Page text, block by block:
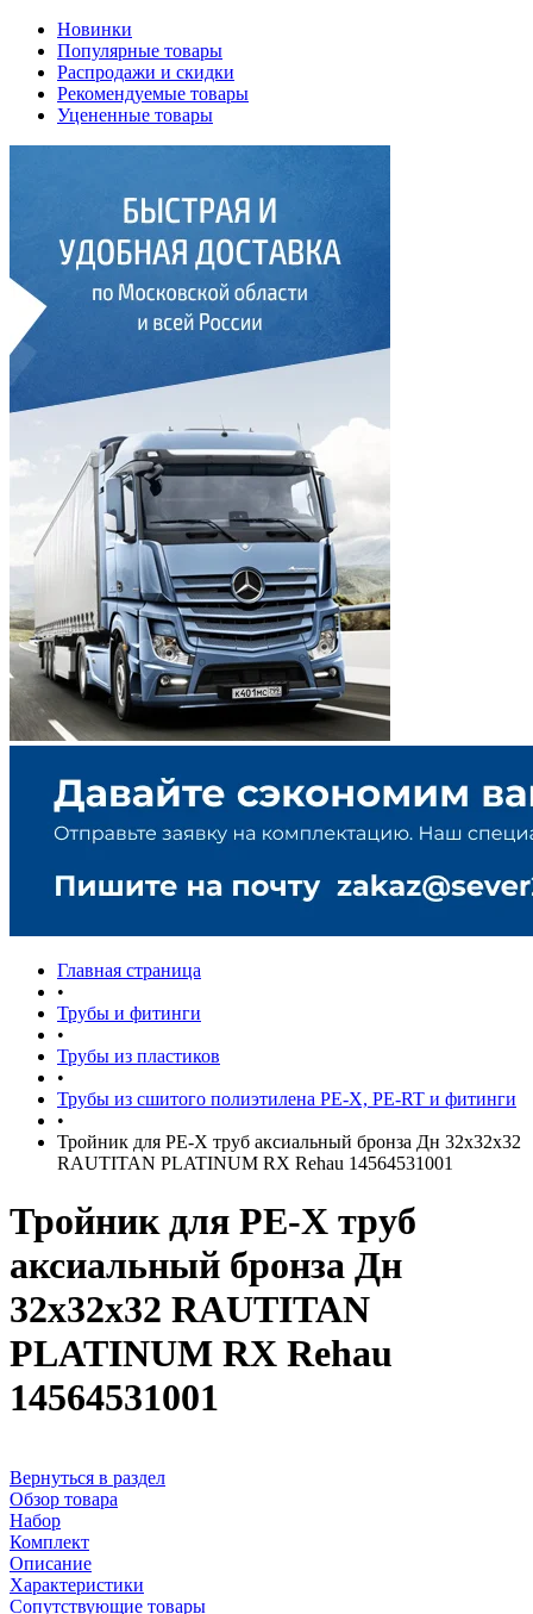
Новинки
Популярные товары
Распродажи и скидки
Рекомендуемые товары
Уцененные товары
Главная страница
•
Трубы и фитинги
•
Трубы из пластиков
•
Трубы из сшитого полиэтилена PE-X, PE-RT и фитинги
•
Тройник для PE-X труб аксиальный бронза Дн 32х32х32
RAUTITAN PLATINUM RX Rehau 14564531001
Тройник для PE-X труб
аксиальный бронза Дн
32х32х32 RAUTITAN
PLATINUM RX Rehau
14564531001
Вернуться в раздел
Обзор товара
Набор
Комплект
Описание
Характеристики
Сопутствующие товары